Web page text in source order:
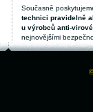
Současně
technici pravidelně
u výrobců anti-
nejnovějšími